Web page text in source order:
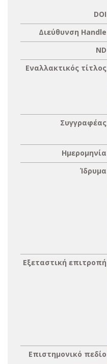
DOI
Διεύθυνση Handle
ND
Εναλλακτικός τίτλος
Συγγραφέας
Ημερομηνία
Ίδρυμα
Εξεταστική επιτροπή
Επιστημονικό πεδίο